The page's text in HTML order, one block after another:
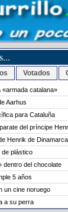
Votados
«armada catalana»
Aarhus
para Cataluña
del príncipe
Henrik de Dinamarca
de plástico
dentro del chocolate
5 años
un cine noruego
a su perra